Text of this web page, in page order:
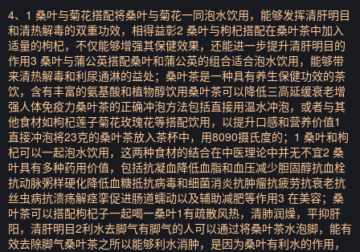
4、1 桑叶与菊花搭配将桑叶与菊花一同泡水饮用，能够发挥清肝明目
和清热解毒的双重功效，相得益彰2 桑叶与枸杞搭配在桑叶茶中加入
适量的枸杞，不仅能够增强其保健效果，还能进一步提升清肝明目的
作用3 桑叶与蒲公英搭配桑叶和蒲公英的组合适合泡水饮用，能够带
来清热解毒和利尿通淋的益处；桑叶茶是一种具有养生保健功效的茶
饮，含有丰富的氨基酸和植物醇饮用桑叶茶可以降低三高延缓衰老增
强人体免疫力桑叶茶的正确冲泡方法包括直接用温水冲泡，或者与其
他食材如枸杞莲子菊花玫瑰花等搭配饮用，以提升口感和营养价值1
直接冲泡将23克的桑叶茶放入茶杯中，用8090摄氏度的；1 桑叶和枸
杞可以一起泡水饮用，这两种食材的结合在中医理论中并无不宜2 桑
叶具有多种药用价值，包括抗凝血降低血脂和血压减少胆固醇抗血栓
抗动脉粥样硬化降低血糖抵抗病毒和细菌消炎抗肿瘤抗疲劳抗衰老抗
丝虫病抗溃疡解痉挛促进肠道蠕动以及辅助减肥等作用3 在美容；桑
叶茶可以搭配枸杞子一起喝一桑叶1有疏散风热，清肺润燥，平抑肝
阳，清肝明目2利水去脚气有脚气的人可以通过将桑叶茶水泡脚，能有
效去除脚气桑叶茶之所以能够利水消肿，是因为桑叶有利水的作用，